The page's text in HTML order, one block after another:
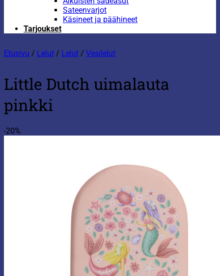
Sateenvarjot
Käsineet ja päähineet
Tarjoukset
Etusivu / Lelut / Lelut / Vesilelut
Little Dutch uimalauta
pinkki
-20%